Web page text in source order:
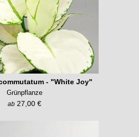
- "White Joy"
Grünpflanze
ab 27,00 €